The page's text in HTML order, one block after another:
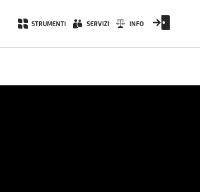
STRUMENTI SERVIZI INFO